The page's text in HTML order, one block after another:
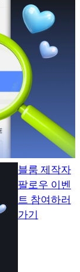
블룸 제작자
팔로우 이벤
트 참여하러
가기